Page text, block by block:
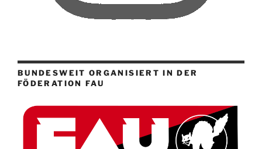
BUNDESWEIT ORGANISIERT IN DER
FÖDERATION FAU